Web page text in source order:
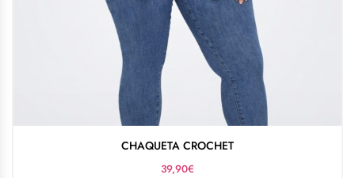
CHAQUETA CROCHET
39,90€